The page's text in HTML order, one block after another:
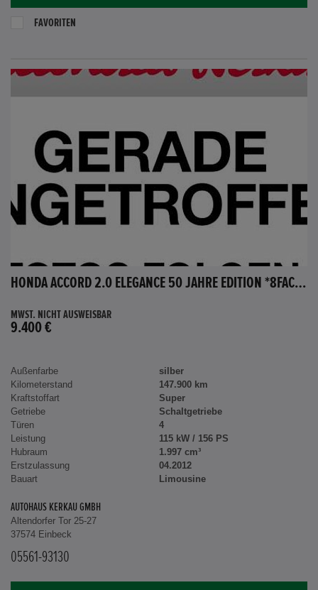
FAVORITEN
HONDA ACCORD 2.0 ELEGANCE 50 JAHRE EDITION *8FACH BEREIFT*
MWST. NICHT AUSWEISBAR
9.400 €
Außenfarbe
silber
Kilometerstand
147.900 km
Kraftstoffart
Super
Getriebe
Schaltgetriebe
Türen
4
Leistung
115 kW / 156 PS
Hubraum
1.997 cm³
Erstzulassung
04.2012
Bauart
Limousine
AUTOHAUS KERKAU GMBH
Altendorfer Tor 25-27
37574 Einbeck
05561-93130